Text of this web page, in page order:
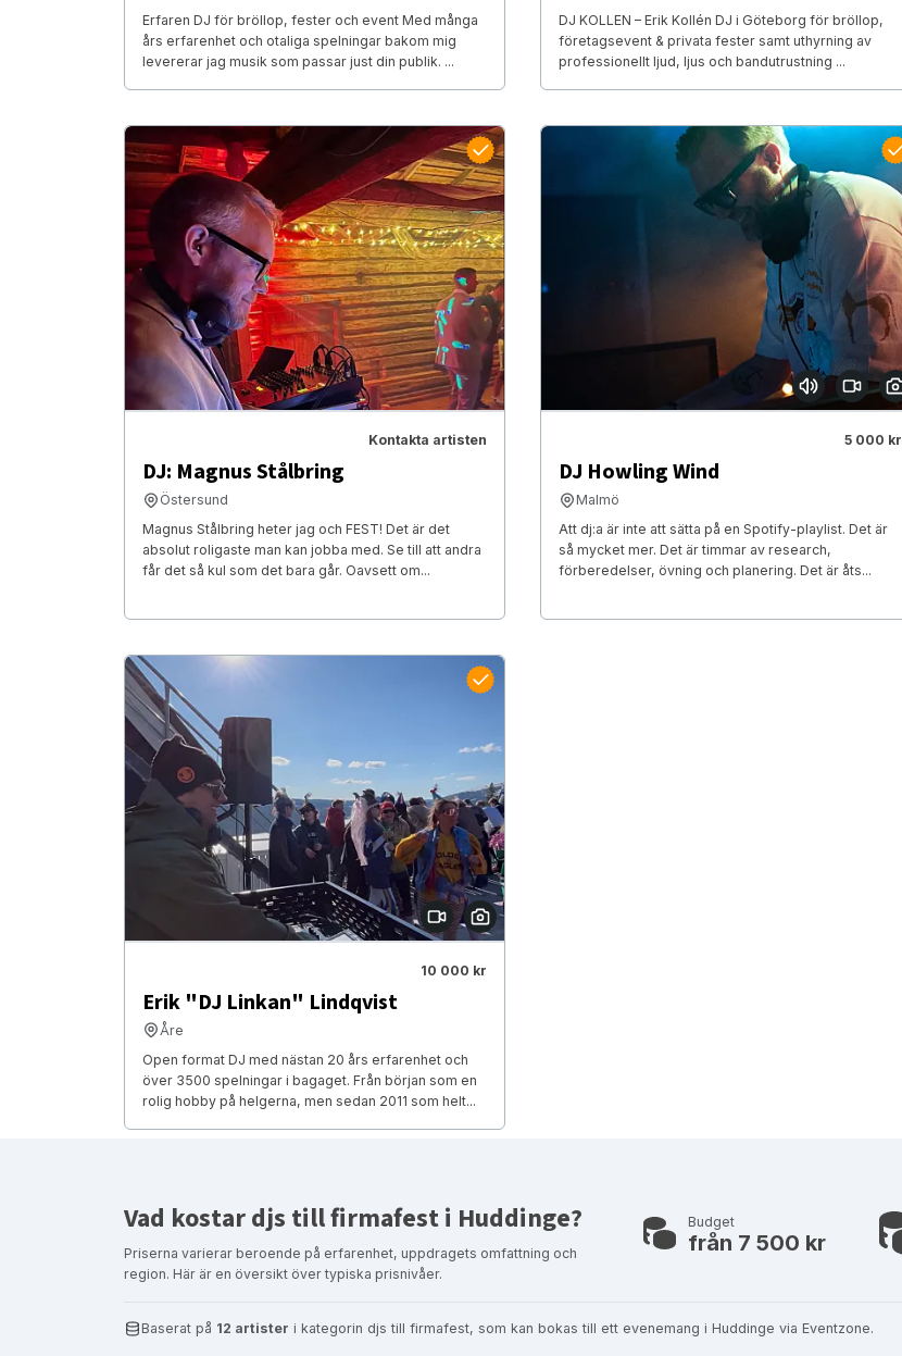
Erfaren DJ för bröllop, fester och event Med många
års erfarenhet och otaliga spelningar bakom mig
levererar jag musik som passar just din publik. ...
DJ KOLLEN – Erik Kollén DJ i Göteborg för bröllop,
företagsevent & privata fester samt uthyrning av
professionellt ljud, ljus och bandutrustning ...
Kontakta artisten
DJ: Magnus Stålbring
Östersund
Magnus Stålbring heter jag och FEST! Det är det
absolut roligaste man kan jobba med. Se till att andra
får det så kul som det bara går. Oavsett om...
5 000 kr
DJ Howling Wind
Malmö
Att dj:a är inte att sätta på en Spotify-playlist. Det är
så mycket mer. Det är timmar av research,
förberedelser, övning och planering. Det är åts...
10 000 kr
Erik "DJ Linkan" Lindqvist
Åre
Open format DJ med nästan 20 års erfarenhet och
över 3500 spelningar i bagaget. Från början som en
rolig hobby på helgerna, men sedan 2011 som helt...
Vad kostar djs till firmafest i Huddinge?
Priserna varierar beroende på erfarenhet, uppdragets omfattning och
region. Här är en översikt över typiska prisnivåer.
Budget
från 7 500 kr
Baserat på 12 artister i kategorin djs till firmafest, som kan bokas till ett evenemang i Huddinge via Eventzone.